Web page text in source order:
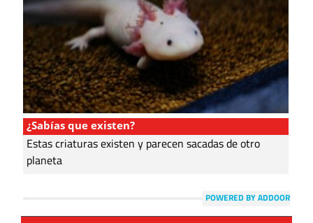
¿Sabías que existen?
Estas criaturas existen y parecen sacadas de otro
planeta
POWERED BY ADDOOR